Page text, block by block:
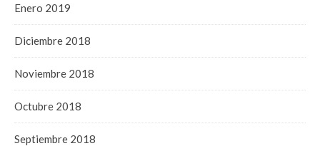
Enero 2019
Diciembre 2018
Noviembre 2018
Octubre 2018
Septiembre 2018